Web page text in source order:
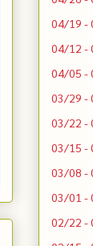
04/19 -
04/12 -
04/05 -
03/29 -
03/22 -
03/15 -
03/08 -
03/01 -
02/22 -